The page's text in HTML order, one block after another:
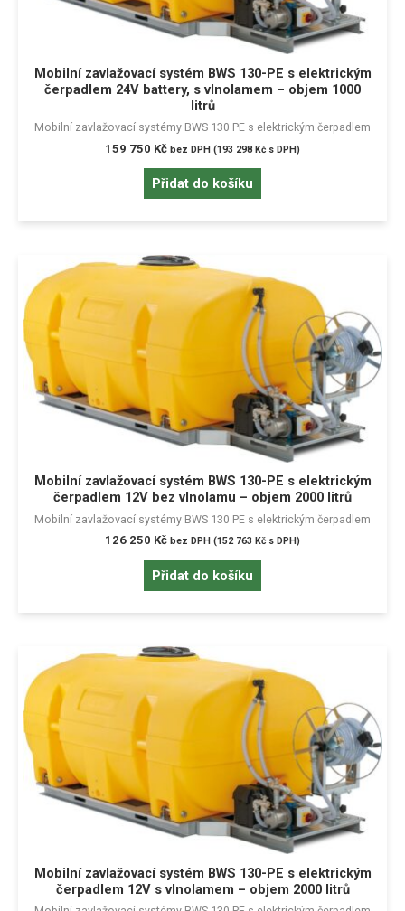
Mobilní zavlažovací systém BWS 130-PE s elektrickým
čerpadlem 24V battery, s vlnolamem – objem 1000
litrů
Mobilní zavlažovací systémy BWS 130 PE s elektrickým čerpadlem
159 750 Kč bez DPH (193 298 Kč s DPH)
Přidat do košíku
Mobilní zavlažovací systém BWS 130-PE s elektrickým
čerpadlem 12V bez vlnolamu – objem 2000 litrů
Mobilní zavlažovací systémy BWS 130 PE s elektrickým čerpadlem
126 250 Kč bez DPH (152 763 Kč s DPH)
Přidat do košíku
Mobilní zavlažovací systém BWS 130-PE s elektrickým
čerpadlem 12V s vlnolamem – objem 2000 litrů